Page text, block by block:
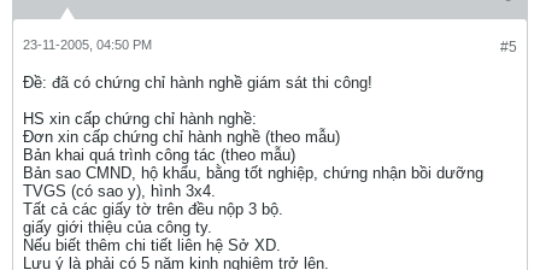
#5
23-11-2005, 04:50 PM
Ðề: đã có chứng chỉ hành nghề giám sát thi công!
HS xin cấp chứng chỉ hành nghề:
Đơn xin cấp chứng chỉ hành nghề (theo mẫu)
Bản khai quá trình công tác (theo mẫu)
Bản sao CMND, hộ khẩu, bằng tốt nghiệp, chứng nhận bồi dưỡng
TVGS (có sao y), hình 3x4.
Tất cả các giấy tờ trên đều nộp 3 bộ.
giấy giới thiệu của công ty.
Nếu biết thêm chi tiết liên hệ Sở XD.
Lưu ý là phải có 5 năm kinh nghiệm trở lên.